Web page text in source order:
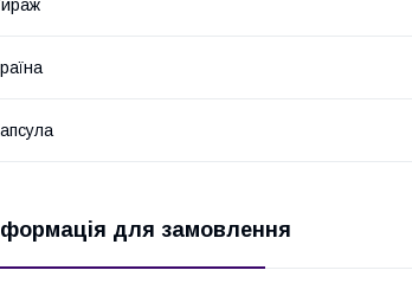
для замовлення